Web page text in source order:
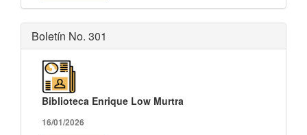
Boletín No. 301
Biblioteca Enrique Low Murtra
16/01/2026